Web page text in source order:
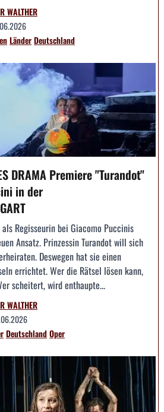
WALTHER
LänderDeutschland
DRAMA Premiere "Turandot"
in der
Regisseurin bei Giacomo Puccinis
Ansatz. Prinzessin Turandot will sich
Deswegen hat sie einen
errichtet. Wer die Rätsel lösen kann,
scheitert, wird enthaupte...
WALTHER
DeutschlandOper